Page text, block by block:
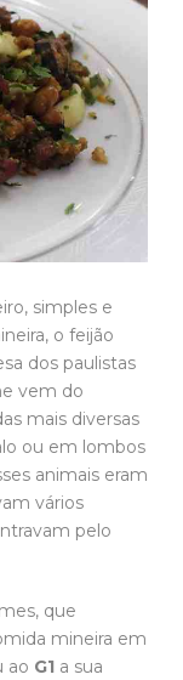
simples e
o feijão
dos paulistas
vem do
mais diversas
ou em lombos
animais eram
vários
pelo
que
mineira em
ao G1 a sua